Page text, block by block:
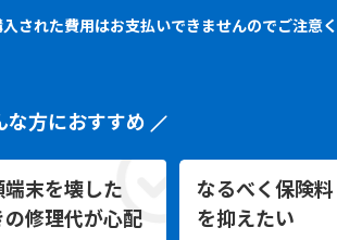
された費用はお支払いできませんのでご注意く
な方におすすめ
端末を壊した
の修理代が心配
なるべく保険料
を抑えたい